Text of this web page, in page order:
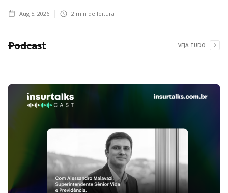
Aug 5, 2026 2 min de leitura
Podcast VEJA TUDO